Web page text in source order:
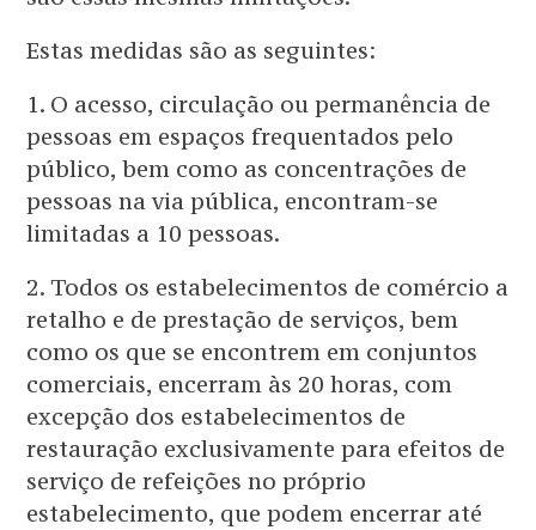
Estas medidas são as seguintes:
1. O acesso, circulação ou permanência de
pessoas em espaços frequentados pelo
público, bem como as concentrações de
pessoas na via pública, encontram-se
limitadas a 10 pessoas.
2. Todos os estabelecimentos de comércio a
retalho e de prestação de serviços, bem
como os que se encontrem em conjuntos
comerciais, encerram às 20 horas, com
excepção dos estabelecimentos de
restauração exclusivamente para efeitos de
serviço de refeições no próprio
estabelecimento, que podem encerrar até